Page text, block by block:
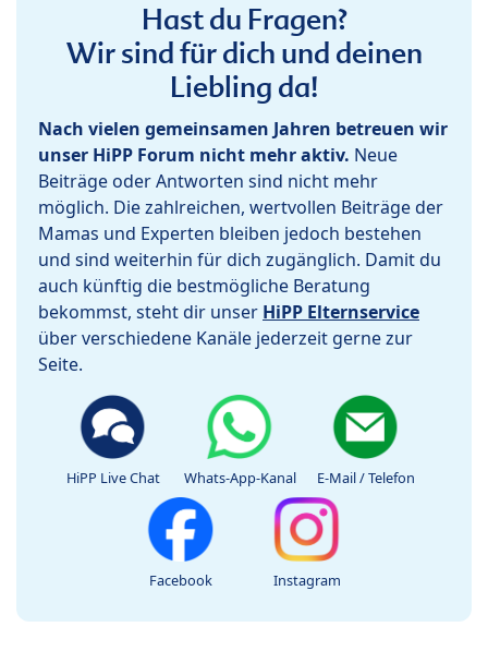
Hast du Fragen?
Wir sind für dich und deinen
Liebling da!
Nach vielen gemeinsamen Jahren betreuen wir
unser HiPP Forum nicht mehr aktiv. Neue
Beiträge oder Antworten sind nicht mehr
möglich. Die zahlreichen, wertvollen Beiträge der
Mamas und Experten bleiben jedoch bestehen
und sind weiterhin für dich zugänglich. Damit du
auch künftig die bestmögliche Beratung
bekommst, steht dir unser HiPP Elternservice
über verschiedene Kanäle jederzeit gerne zur
Seite.
HiPP Live Chat Whats-App-Kanal E-Mail / Telefon
Facebook Instagram